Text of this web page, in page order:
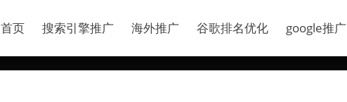
首页 搜索引擎推广 海外推广 谷歌排名优化 google推广